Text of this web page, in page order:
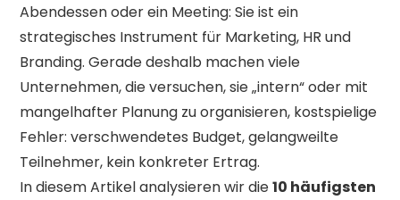
Abendessen oder ein Meeting: Sie ist ein
strategisches Instrument für Marketing, HR und
Branding. Gerade deshalb machen viele
Unternehmen, die versuchen, sie „intern“ oder mit
mangelhafter Planung zu organisieren, kostspielige
Fehler: verschwendetes Budget, gelangweilte
Teilnehmer, kein konkreter Ertrag.
In diesem Artikel analysieren wir die10 häufigsten